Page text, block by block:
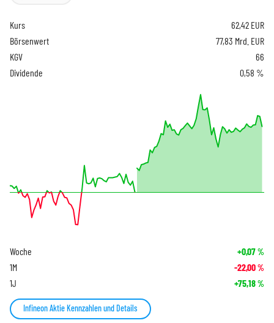
Kurs 62,42 EUR
Börsenwert
77,83 Mrd. EUR
KGV
66
Dividende
0,58 %
Woche +0,07%
1M -22,00%
1J +75,18%
Infineon Aktie Kennzahlen und Details